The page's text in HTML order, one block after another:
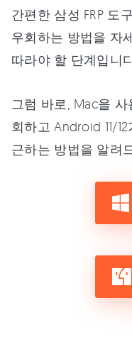
간편한 삼성 FRP 도
우회하는 방법을 자
따라야 할 단계입니
그럼 바로, Mac을 사
회하고 Android 11/
근하는 방법을 알려